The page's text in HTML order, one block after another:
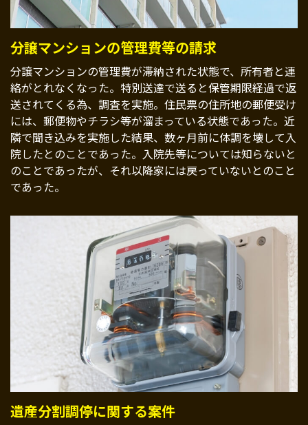
分譲マンションの管理費等の請求
分譲マンションの管理費が滞納された状態で、所有者と連
絡がとれなくなった。特別送達で送ると保管期限経過で返
送されてくる為、調査を実施。住民票の住所地の郵便受け
には、郵便物やチラシ等が溜まっている状態であった。近
隣で聞き込みを実施した結果、数ヶ月前に体調を壊して入
院したとのことであった。入院先等については知らないと
のことであったが、それ以降家には戻っていないとのこと
であった。
遺産分割調停に関する案件